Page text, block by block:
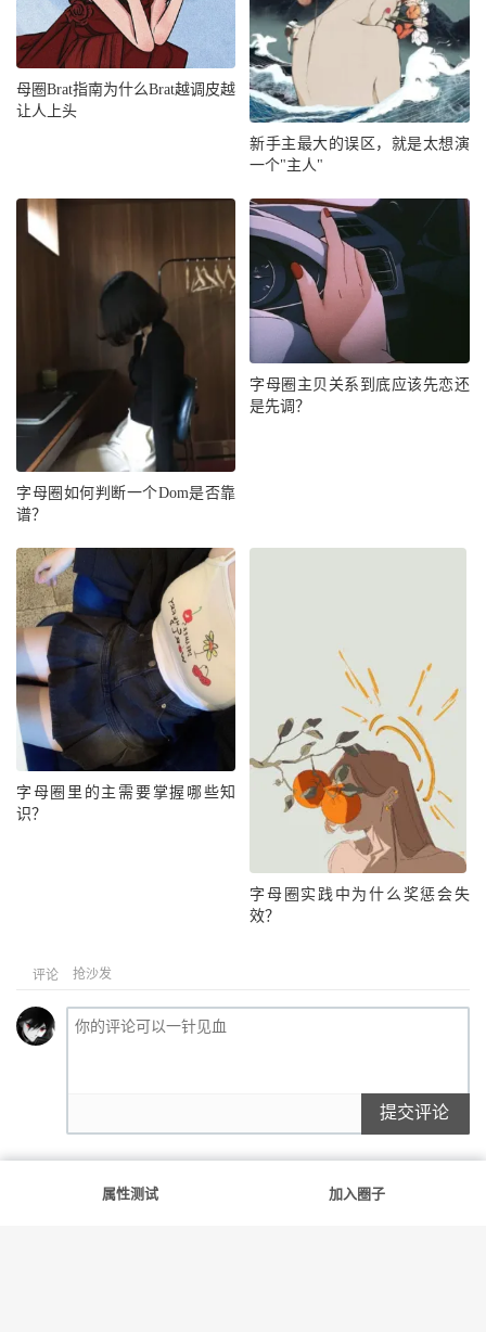
母圈Brat指南为什么Brat越调皮越
让人上头
新手主最大的误区，就是太想演
一个"主人"
字母圈如何判断一个Dom是否靠
谱？
字母圈主贝关系到底应该先恋还
是先调？
字母圈里的主需要掌握哪些知
识？
字母圈实践中为什么奖惩会失
效？
评论 抢沙发
提交评论
属性测试 加入圈子